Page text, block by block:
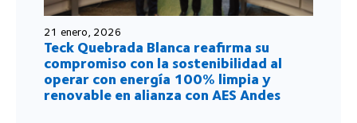
21 enero, 2026
Teck Quebrada Blanca reafirma su
compromiso con la sostenibilidad al
operar con energía 100% limpia y
renovable en alianza con AES Andes